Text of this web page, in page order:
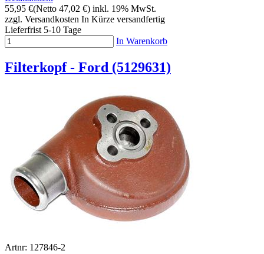
55,95 €(Netto 47,02 €) inkl. 19% MwSt.
zzgl. Versandkosten In Kürze versandfertig
Lieferfrist 5-10 Tage
In Warenkorb
Filterkopf - Ford (5129631)
Artnr: 127846-2